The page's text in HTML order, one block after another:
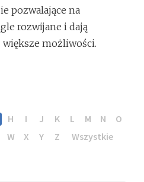
pozwalające na
rozwijane i dają
możliwości.
H I J K L M N
O
W X Y Z Wszystkie